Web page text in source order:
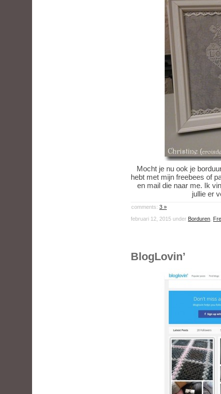
Mocht je nu ook je
hebt met mijn freebees of
en mail die naar me. Ik
jullie er
comments: 3 »
februari 12, 2015 under Borduren
BlogLovin’